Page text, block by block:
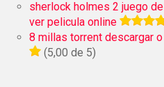
sherlock holmes 2 juego
ver pelicula online
8 millas torrent descargar
(5,00 de 5)